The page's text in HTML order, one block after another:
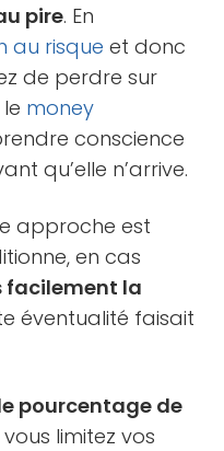
pire. En
au risque et donc
de perdre sur
money
conscience
qu’elle n’arrive.
approche est
en cas
facilement la
éventualité faisait
pourcentage de
limitez vos